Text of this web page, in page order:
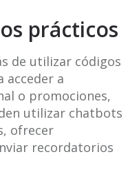
prácticos
de utilizar códigos
acceder a
o promociones,
utilizar chatbots
ofrecer
recordatorios